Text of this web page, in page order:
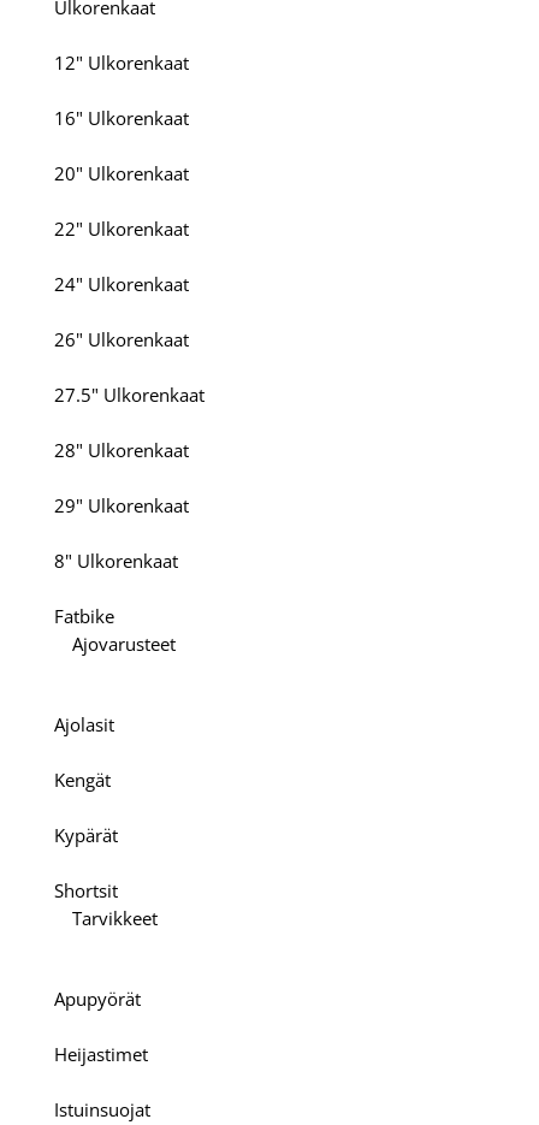
Ulkorenkaat
12" Ulkorenkaat
16" Ulkorenkaat
20" Ulkorenkaat
22" Ulkorenkaat
24" Ulkorenkaat
26" Ulkorenkaat
27.5" Ulkorenkaat
28" Ulkorenkaat
29" Ulkorenkaat
8" Ulkorenkaat
Fatbike
Ajovarusteet
Ajolasit
Kengät
Kypärät
Shortsit
Tarvikkeet
Apupyörät
Heijastimet
Istuinsuojat